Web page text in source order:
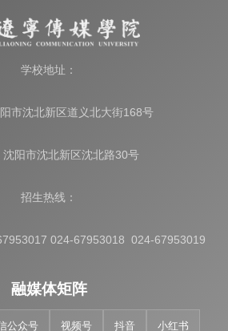
学校地址：
市沈北新区道义北大街168号
沈阳市沈北新区沈北路30号
招生热线：
024-67953018 024-67953019
融媒体矩阵
公众号 视频号 抖音 小红书